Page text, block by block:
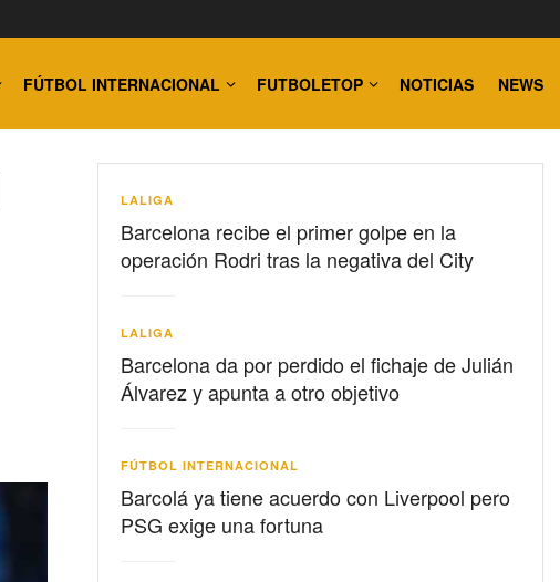
FÚTBOL INTERNACIONAL FUTBOLETOP NOTICIAS NEWS
LALIGA
Barcelona recibe el primer golpe en la
operación Rodri tras la negativa del City
LALIGA
Barcelona da por perdido el fichaje de Julián
Álvarez y apunta a otro objetivo
FÚTBOL INTERNACIONAL
Barcolá ya tiene acuerdo con Liverpool pero
PSG exige una fortuna